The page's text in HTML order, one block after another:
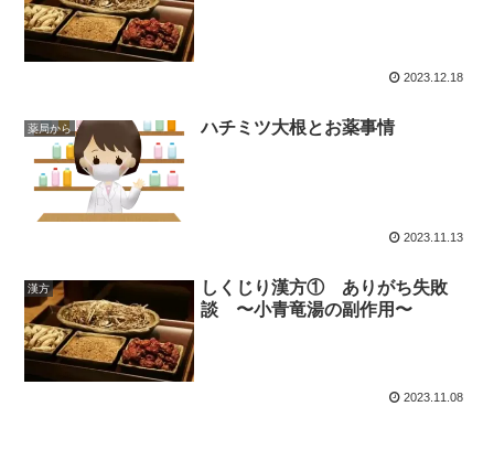
2023.12.18
薬局から ハチミツ大根とお薬事情
2023.11.13
漢方
しくじり漢方① ありがち失敗
談 〜小青竜湯の副作用〜
2023.11.08